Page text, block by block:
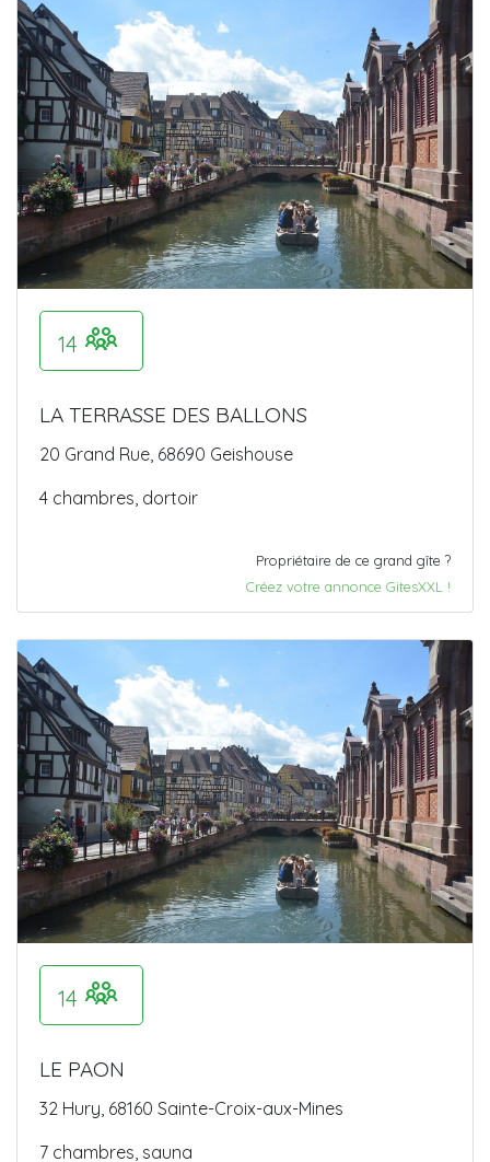
14
LA TERRASSE DES BALLONS
20 Grand Rue, 68690 Geishouse
4 chambres, dortoir
Propriétaire de ce grand gîte ?
Créez votre annonce GitesXXL !
14
LE PAON
32 Hury, 68160 Sainte-Croix-aux-Mines
7 chambres, sauna